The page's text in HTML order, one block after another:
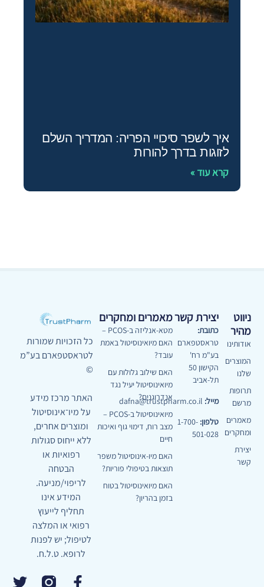
איך לשפר סיכויי הפריה: המדריך השלם
לזוגות בדרך להורות
קרא עוד »
ניווט
מהיר
אודותינו
המוצרים
שלנו
תרופות
מרשם
מאמרים
ומחקרים
יצירת
קשר
יצירת קשר
כתובת:
טראסטפארם
בע"מ רח'
הקישון 50
תל-אביב
מייל:
טלפון: 1-700-
501-028
מאמרים ומחקרים
מטא-אנליזה ב-PCOS –
האם מיואינוסיטול באמת
עובד?
האם שילוב גלולות עם
מיואינוסיטול יעיל נגד
אנדרוגנים?
מיואינוסיטול ב-PCOS –
מצב רוח, דימוי גוף ואיכות
חיים
האם מיו-אינוסיטול משפר
תוצאות בטיפולי פוריות?
האם מיואינוסיטול בטוח
בזמן בהריון?
כל הזכויות שמורות
לטראסטפארם בע”מ
©
האתר מרכז מידע
על מיו־אינוסיטול
ומוצרים אחרים,
ללא ייחוס סגולות
רפואיות או
הבטחה
לריפוי/מניעה.
המידע אינו
תחליף לייעוץ
רפואי או המלצה
לטיפול; יש לפנות
לרופא. ט.ל.ח.